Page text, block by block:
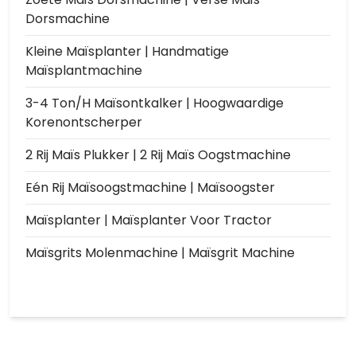
Dorsmachine
Kleine Maïsplanter | Handmatige
Maïsplantmachine
3-4 Ton/h Maïsontkalker | Hoogwaardige
Korenontscherper
2 Rij Maïs Plukker | 2 Rij Maïs Oogstmachine
Eén Rij Maïsoogstmachine | Maïsoogster
Maïsplanter | Maïsplanter Voor Tractor
Maïsgrits Molenmachine | Maïsgrit Machine